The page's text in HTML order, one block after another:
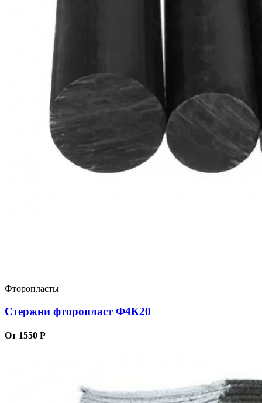
Фторопласты
Стержни фторопласт Ф4К20
От 1550 Р